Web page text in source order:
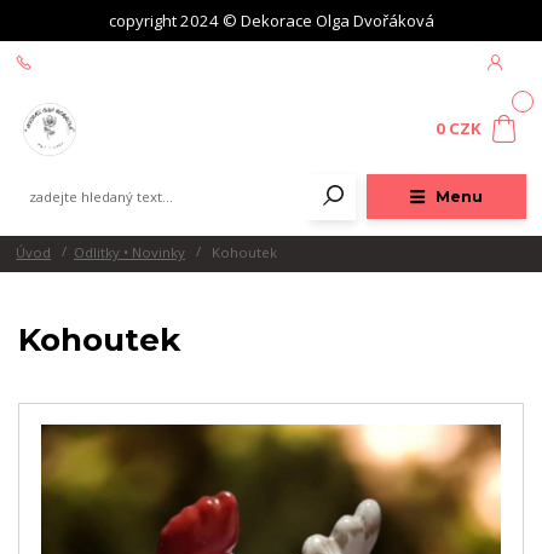
copyright 2024 © Dekorace Olga Dvořáková
Menu
0 CZK
Úvod Odlitky • Novinky Kohoutek
Kohoutek